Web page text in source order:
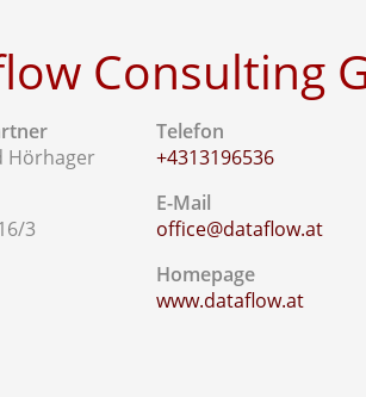
Consulting
Hörhager
3
Telefon
+4313196536
E-Mail
office@dataflow.at
Homepage
www.dataflow.at